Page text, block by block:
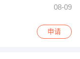
08-09
申请